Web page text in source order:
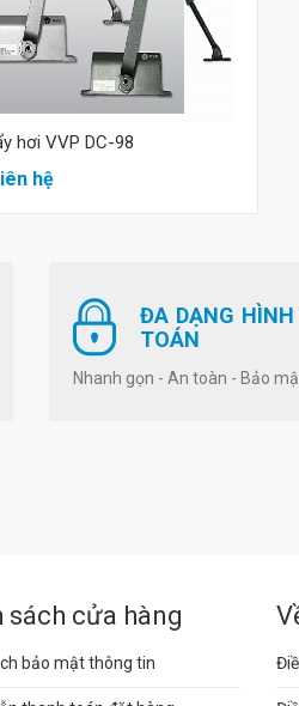
hơi VVP DC-98
hệ
ĐA DẠNG
TOÁN
Nhanh gọn - An toàn - Bảo
sách cửa hàng
bảo mật thông tin